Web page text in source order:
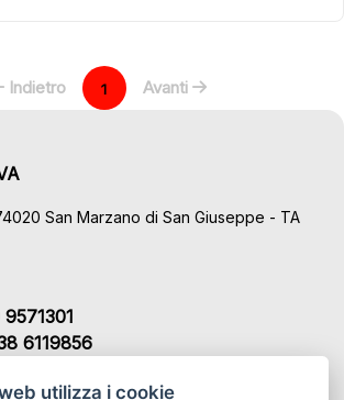
utilizza i cookie
Indietro 1 Avanti
San Marzano di San Giuseppe - TA
6119856
7964482